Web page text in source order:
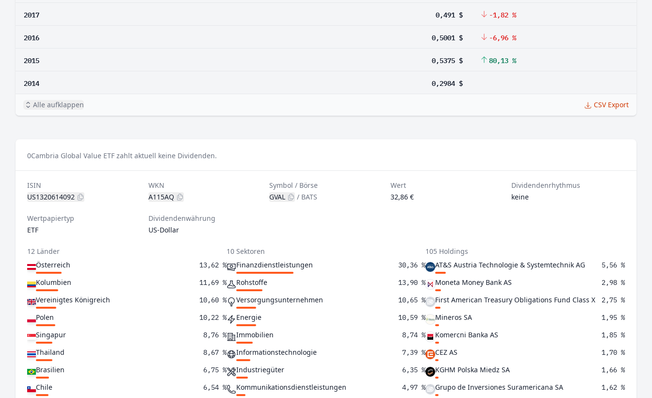
2017 0,491 $ -1,82 %
2016 0,5001 $ -6,96 %
2015 0,5375 $ 80,13 %
2014 0,2984 $
Alle aufklappen CSV Export
0Cambria Global Value ETF zahlt aktuell keine Dividenden.
ISIN
US1320614092
WKN
A115AQ
Symbol / Börse
GVAL
/ BATS
Wert
32,86 €
Dividendenrhythmus
keine
Wertpapiertyp
ETF
Dividendenwährung
US-Dollar
12 Länder
Österreich
13,62 %
Kolumbien 11,69 %
Vereinigtes Königreich 10,60 %
Polen 10,22 %
Singapur 8,76 %
Thailand 8,67 %
Brasilien 6,75 %
Chile 6,54 %
10 Sektoren
Finanzdienstleistungen
30,36 %
Rohstoffe 13,90 %
Versorgungsunternehmen 10,65 %
Energie 10,59 %
Immobilien 8,74 %
Informationstechnologie 7,39 %
Industriegüter 6,35 %
Kommunikationsdienstleistungen 4,97 %
105 Holdings
AT&S Austria Technologie & Systemtechnik AG
5,56 %
Moneta Money Bank AS 2,98 %
First American Treasury Obligations Fund Class X 2,75 %
Mineros SA 1,95 %
Komercni Banka AS 1,85 %
CEZ AS 1,70 %
KGHM Polska Miedz SA 1,66 %
Grupo de Inversiones Suramericana SA 1,62 %